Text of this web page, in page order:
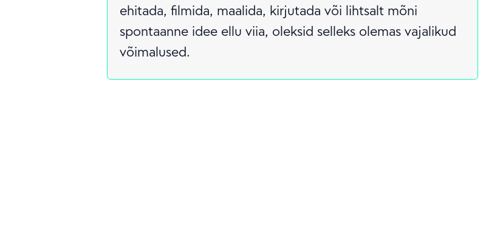
ehitada, filmida, maalida, kirjutada või lihtsalt mõni
spontaanne idee ellu viia, oleksid selleks olemas vajalikud
võimalused.